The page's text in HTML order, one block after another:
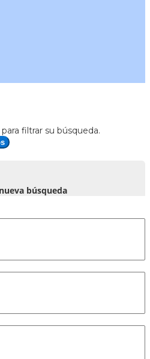
filtrar su búsqueda.
búsqueda